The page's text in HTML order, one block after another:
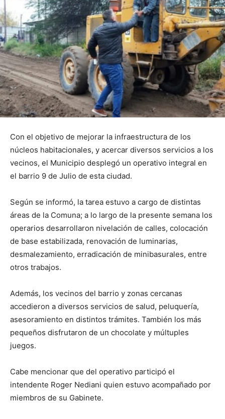
Con el objetivo de mejorar la infraestructura de los
núcleos habitacionales, y acercar diversos servicios a los
vecinos, el Municipio desplegó un operativo integral en
el barrio 9 de Julio de esta ciudad.
Según se informó, la tarea estuvo a cargo de distintas
áreas de la Comuna; a lo largo de la presente semana los
operarios desarrollaron nivelación de calles, colocación
de base estabilizada, renovación de luminarias,
desmalezamiento, erradicación de minibasurales, entre
otros trabajos.
Además, los vecinos del barrio y zonas cercanas
accedieron a diversos servicios de salud, peluquería,
asesoramiento en distintos trámites. También los más
pequeños disfrutaron de un chocolate y múltuples
juegos.
Cabe mencionar que del operativo participó el
intendente Roger Nediani quien estuvo acompañado por
miembros de su Gabinete.